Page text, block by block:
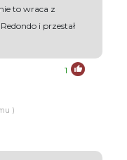
to wraca z
i przestał
1
)